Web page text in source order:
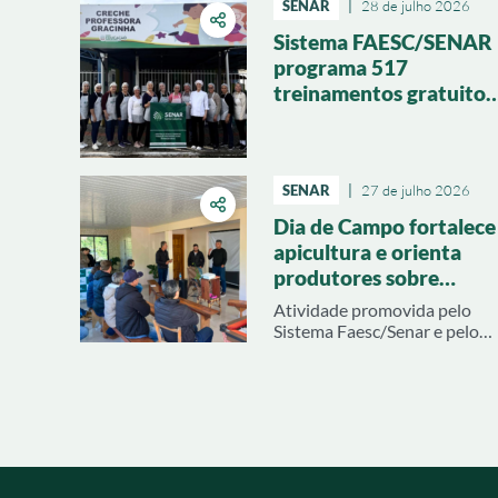
SENAR 28 de julho 2026
Sistema FAESC/SENAR
programa 517
treinamentos gratuitos
SENAR 27 de julho 2026
Dia de Campo fortalece
apicultura e orienta
produtores sobre
formação de pasto
apícola
Atividade promovida pelo
Sistema Faesc/Senar e pelo